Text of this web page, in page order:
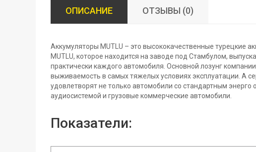
ОПИСАНИЕ ОТЗЫВЫ (0)
Аккумуляторы MUTLU – это высококачественные турецкие
MUTLU, которое находится на заводе под Стамбулом,
практически каждого автомобиля. Основной лозунг
выживаемость в самых тяжелых условиях эксплуатации. А
удовлетворят не только автомобили со стандартным
аудиосистемой и грузовые коммерческие автомобили.
Показатели: